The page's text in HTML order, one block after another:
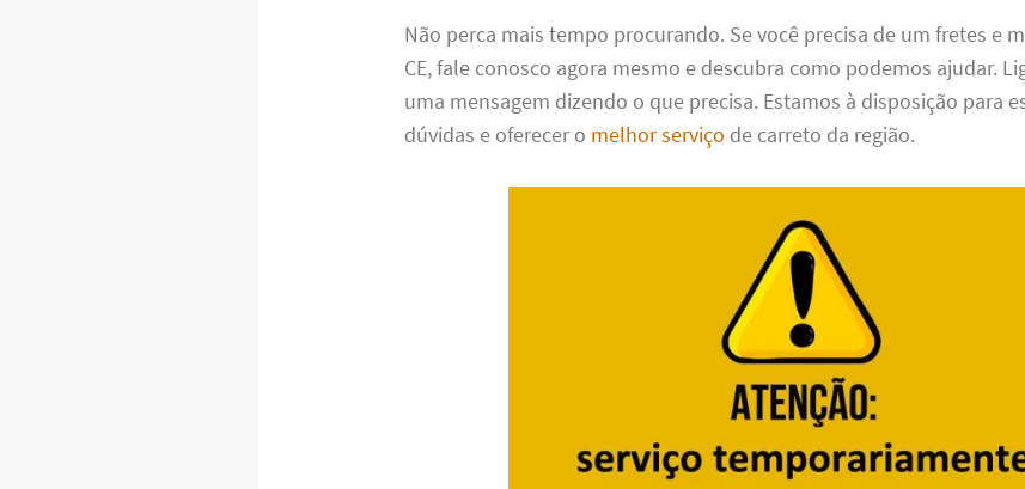
Não perca mais tempo procurando. Se você precisa de um fretes e
CE, fale conosco agora mesmo e descubra como podemos ajudar.
uma mensagem dizendo o que precisa. Estamos à disposição para
dúvidas e oferecer o melhor serviço de carreto da região.